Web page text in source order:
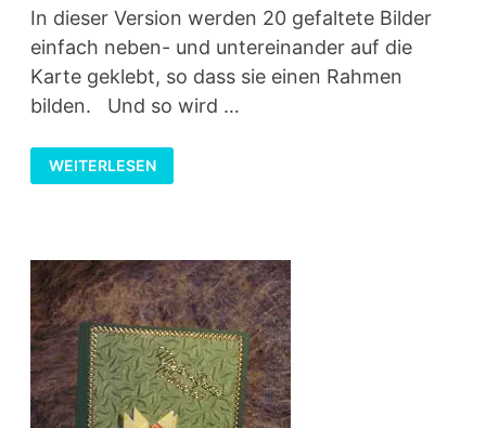
In dieser Version werden 20 gefaltete Bilder
einfach neben- und untereinander auf die
Karte geklebt, so dass sie einen Rahmen
bilden. Und so wird …
TEABAGFOLDING
–
TEEBEUTELFALTEN
WEITERLESEN